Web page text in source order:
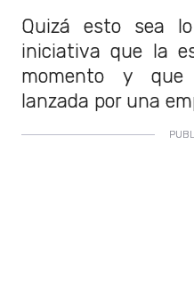
Quizá esto sea
iniciativa que la
momento y que
lanzada por una